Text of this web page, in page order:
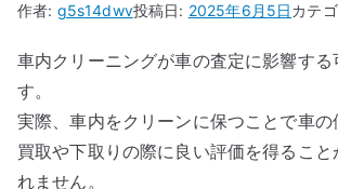
作者: g5s14dwv投稿日: 2025年6月5日カテ
車内クリーニングが車の査定に影響する
す。
実際、車内をクリーンに保つことで車の
買取や下取りの際に良い評価を得ること
れません。